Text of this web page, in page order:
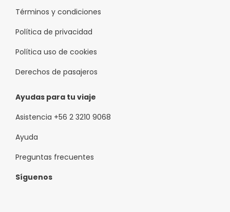
Términos y condiciones
Política de privacidad
Política uso de cookies
Derechos de pasajeros
Ayudas para tu viaje
Asistencia +56 2 3210 9068
Ayuda
Preguntas frecuentes
Síguenos